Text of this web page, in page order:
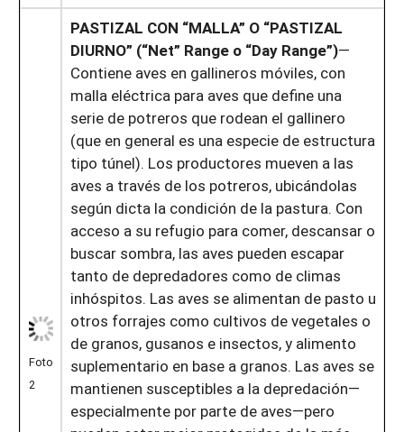
Foto
2
PASTIZAL CON “MALLA” O “PASTIZAL
DIURNO” (“Net” Range o “Day Range”)—
Contiene aves en gallineros móviles, con
malla eléctrica para aves que define una
serie de potreros que rodean el gallinero
(que en general es una especie de estructura
tipo túnel). Los productores mueven a las
aves a través de los potreros, ubicándolas
según dicta la condición de la pastura. Con
acceso a su refugio para comer, descansar o
buscar sombra, las aves pueden escapar
tanto de depredadores como de climas
inhóspitos. Las aves se alimentan de pasto u
otros forrajes como cultivos de vegetales o
de granos, gusanos e insectos, y alimento
suplementario en base a granos. Las aves se
mantienen susceptibles a la depredación—
especialmente por parte de aves—pero